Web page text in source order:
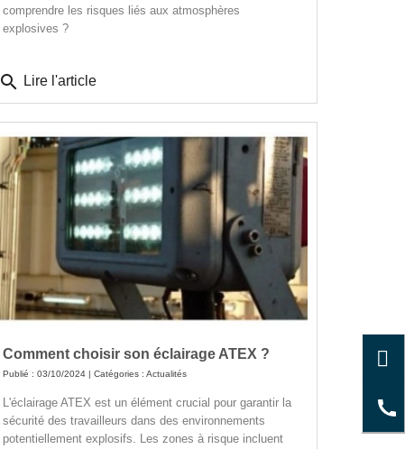
comprendre les risques liés aux atmosphères
explosives ?
search Lire l'article
Comment choisir son éclairage ATEX ?
Publié : 03/10/2024 | Catégories : Actualités
L'éclairage ATEX est un élément crucial pour garantir la
sécurité des travailleurs dans des environnements
potentiellement explosifs. Les zones à risque incluent